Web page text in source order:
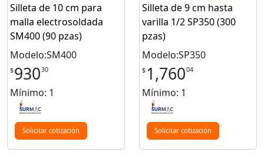
Silleta de 10 cm para
malla electrosoldada
SM400 (90 pzas)
Modelo:SM400
$93030
Mínimo: 1
Solicitar cotización
Silleta de 9 cm hasta
varilla 1/2 SP350 (300
pzas)
Modelo:SP350
$ 1,76004
Mínimo: 1
Solicitar cotización